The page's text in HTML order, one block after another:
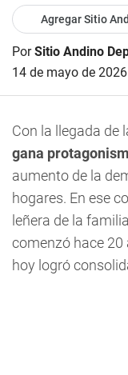
Agregar Sitio
PorSitio Andino
14 de mayo de
Con la llegada de
gana
aumento de la
hogares. En ese
leñera de la
comenzó hace 20
hoy logró